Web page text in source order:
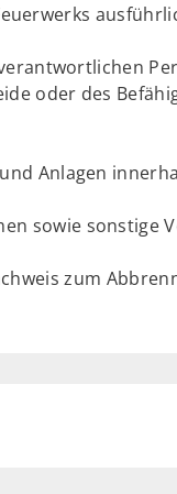
oder des
Anlagen
sowie sonstige
zum